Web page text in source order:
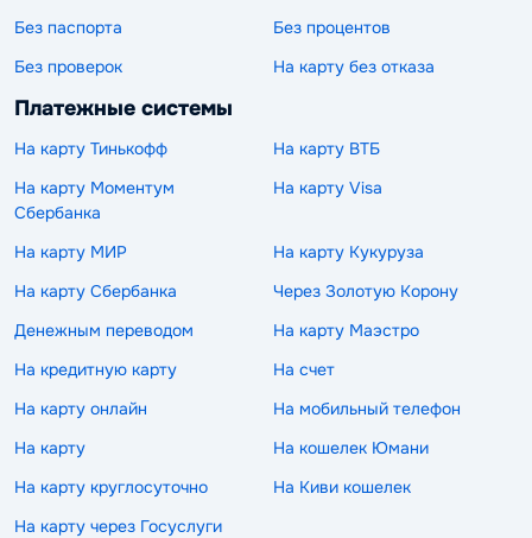
Без паспорта
Без процентов
Без проверок
На карту без отказа
Платежные системы
На карту Тинькофф
На карту ВТБ
На карту Моментум
Сбербанка
На карту Visa
На карту МИР
На карту Кукуруза
На карту Сбербанка
Через Золотую Корону
Денежным переводом
На карту Маэстро
На кредитную карту
На счет
На карту онлайн
На мобильный телефон
На карту
На кошелек Юмани
На карту круглосуточно
На Киви кошелек
На карту через Госуслуги